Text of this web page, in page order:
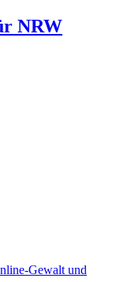
NRW
Gewalt und